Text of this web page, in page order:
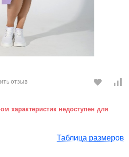
отзыв
характеристик недоступен для
Таблица размеров